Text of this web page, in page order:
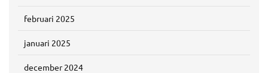
februari 2025
januari 2025
december 2024